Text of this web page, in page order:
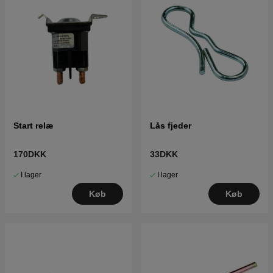
Start relæ
170DKK
I lager
Køb
Lås fjeder
33DKK
I lager
Køb